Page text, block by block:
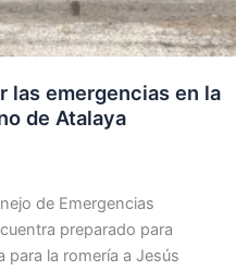
las emergencias en la
de Atalaya
de Emergencias
preparado para
para la romería a Jesús